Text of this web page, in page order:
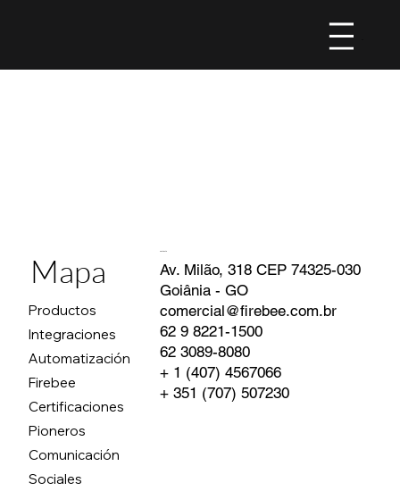
Mapa
Productos
Integraciones
Automatización
Firebee
Certificaciones
Pioneros
Comunicación
Sociales
Av. Milão, 318 CEP 74325-030
Goiânia - GO
comercial@firebee.com.br
62 9 8221-1500
62 3089-8080
+ 1 (407) 4567066
+ 351 (707) 507230